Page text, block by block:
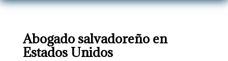
Abogado salvadoreño en
Estados Unidos